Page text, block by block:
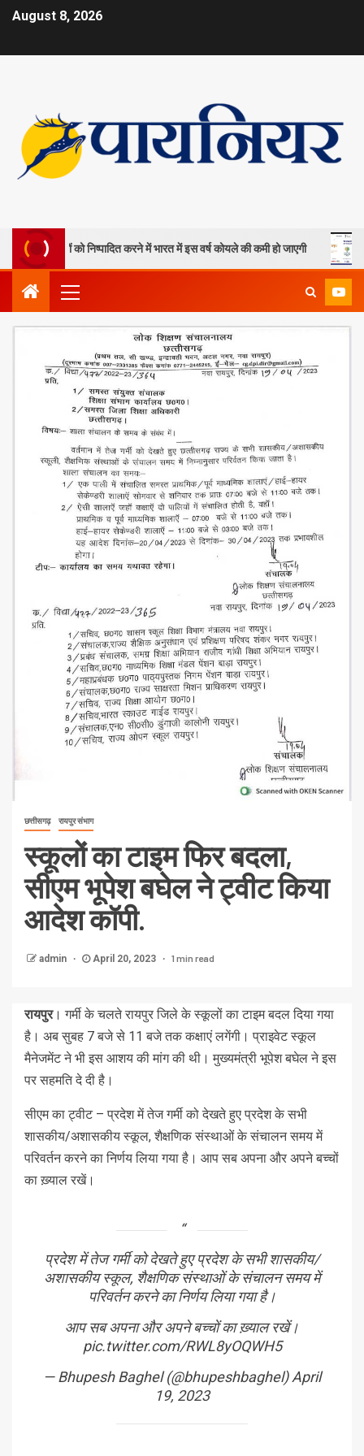
August 8, 2026
खदानों को निष्पादित करने में भारत में इस वर्ष कोयले की कमी हो जाएगी ओपी
छत्तीसगढ़ रायपुर संभाग
स्कूलों का टाइम फिर बदला,
सीएम भूपेश बघेल ने ट्वीट किया
आदेश कॉपी.
admin April 20, 2023 1 min read
रायपुर। गर्मी के चलते रायपुर जिले के स्कूलों का टाइम बदल दिया गया
है। अब सुबह 7 बजे से 11 बजे तक कक्षाएं लगेंगी। प्राइवेट स्कूल
मैनेजमेंट ने भी इस आशय की मांग की थी। मुख्यमंत्री भूपेश बघेल ने इस
पर सहमति दे दी है।
सीएम का ट्वीट – प्रदेश में तेज गर्मी को देखते हुए प्रदेश के सभी
शासकीय/अशासकीय स्कूल, शैक्षणिक संस्थाओं के संचालन समय में
परिवर्तन करने का निर्णय लिया गया है। आप सब अपना और अपने बच्चों
का ख़्याल रखें।
प्रदेश में तेज गर्मी को देखते हुए प्रदेश के सभी शासकीय/
अशासकीय स्कूल, शैक्षणिक संस्थाओं के संचालन समय में
परिवर्तन करने का निर्णय लिया गया है।
आप सब अपना और अपने बच्चों का ख़्याल रखें।
pic.twitter.com/RWL8yOQWH5
— Bhupesh Baghel (@bhupeshbaghel)April
19, 2023